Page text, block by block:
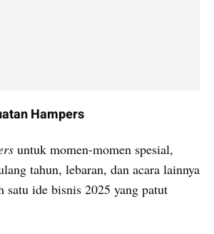
Hampers
untuk momen-momen spesial,
tahun, lebaran, dan acara lainnya
satu ide bisnis 2025 yang patut